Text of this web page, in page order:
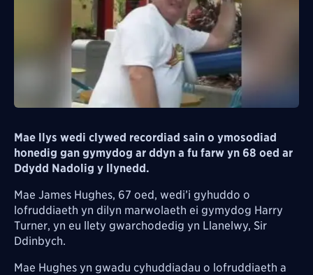
Mae llys wedi clywed recordiad sain o ymosodiad
honedig gan gymydog ar ddyn a fu farw yn 68 oed ar
Ddydd Nadolig y llynedd.
Mae James Hughes, 67 oed, wedi’i gyhuddo o
lofruddiaeth yn dilyn marwolaeth ei gymydog Harry
Turner, yn eu llety gwarchodedig yn Llanelwy, Sir
Ddinbych.
Mae Hughes yn gwadu cyhuddiadau o lofruddiaeth a